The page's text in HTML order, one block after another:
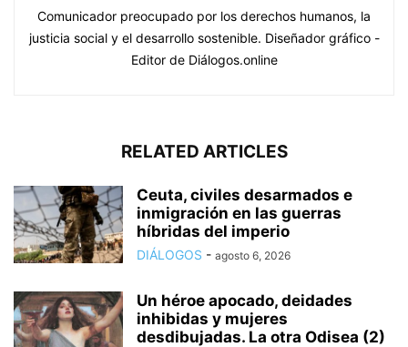
Comunicador preocupado por los derechos humanos, la
justicia social y el desarrollo sostenible. Diseñador gráfico -
Editor de Diálogos.online
RELATED ARTICLES
Ceuta, civiles desarmados e
inmigración en las guerras
híbridas del imperio
DIÁLOGOS - agosto 6, 2026
Un héroe apocado, deidades
inhibidas y mujeres
desdibujadas. La otra Odisea (2)